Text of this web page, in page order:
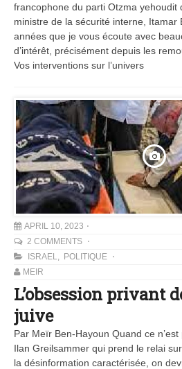
francophone du parti Otzma yehoudit
ministre de la sécurité interne, Itamar
années que je vous écoute avec
d’intérêt, précisément depuis les
Vos interventions sur l’univers
APRIL 10, 2023
2 COMMENTS
ISRAEL, POLITIQUE
MEIR
L’obsession privant
juive
Par Meïr Ben-Hayoun Quand ce n’est
Ilan Greilsammer qui prend le relai
la désinformation caractérisée, on